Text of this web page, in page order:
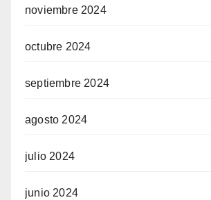
noviembre 2024
octubre 2024
septiembre 2024
agosto 2024
julio 2024
junio 2024